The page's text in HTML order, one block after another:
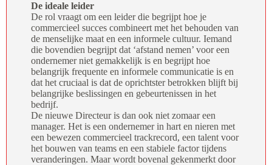
De ideale leider
De rol vraagt om een leider die begrijpt hoe je
commercieel succes combineert met het behouden van
de menselijke maat en een informele cultuur. Iemand
die bovendien begrijpt dat ‘afstand nemen’ voor een
ondernemer niet gemakkelijk is en begrijpt hoe
belangrijk frequente en informele communicatie is en
dat het cruciaal is dat de oprichtster betrokken blijft bij
belangrijke beslissingen en gebeurtenissen in het
bedrijf.
De nieuwe Directeur is dan ook niet zomaar een
manager. Het is een ondernemer in hart en nieren met
een bewezen commercieel trackrecord, een talent voor
het bouwen van teams en een stabiele factor tijdens
veranderingen. Maar wordt bovenal gekenmerkt door